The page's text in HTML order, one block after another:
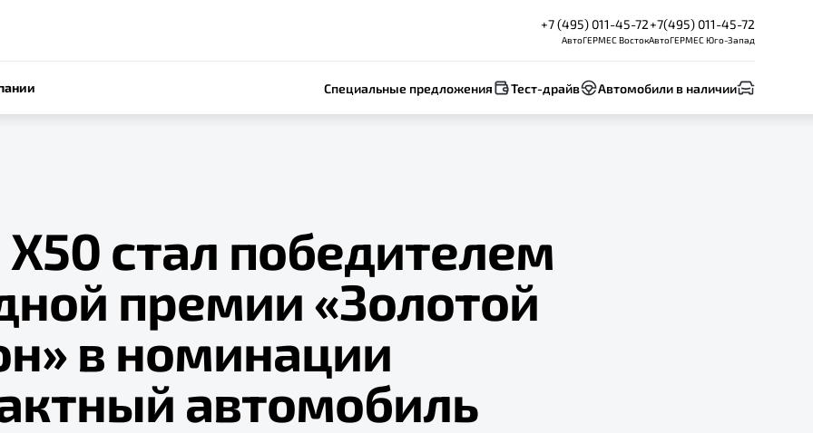
+7 (495) 011-45-72
АвтоГЕРМЕС Восток
+7(495) 011-45-72
АвтоГЕРМЕС Юго-Запад
Специальные предложения Тест-драйв Автомобили в наличии
стал победителем
премии «Золотой
в номинации
автомобиль